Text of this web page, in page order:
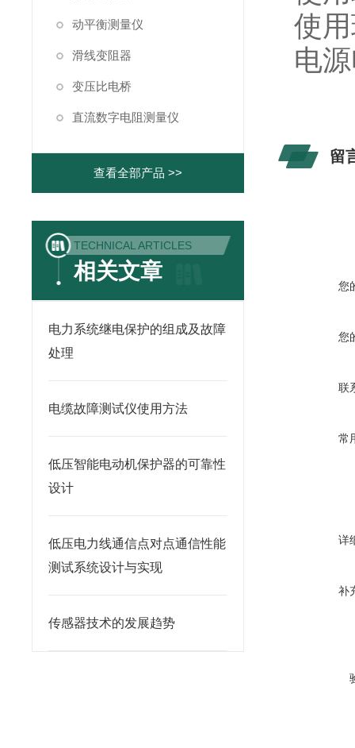
动平衡测量仪
滑线变阻器
变压比电桥
直流数字电阻测量仪
查看全部产品 >>
TECHNICAL ARTICLES
相关文章
电力系统继电保护的组成及故障
处理
电缆故障测试仪使用方法
低压智能电动机保护器的可靠性
设计
低压电力线通信点对点通信性能
测试系统设计与实现
传感器技术的发展趋势
使
电
留
您
您
联
常
详
补